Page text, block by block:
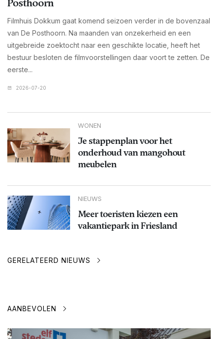
Posthoorn
Filmhuis Dokkum gaat komend seizoen verder in de bovenzaal
van De Posthoorn. Na maanden van onzekerheid en een
uitgebreide zoektocht naar een geschikte locatie, heeft het
bestuur besloten de filmvoorstellingen daar voort te zetten. De
eerste...
2026-07-20
WONEN
Je stappenplan voor het
onderhoud van mangohout
meubelen
NIEUWS
Meer toeristen kiezen een
vakantiepark in Friesland
GERELATEERD NIEUWS
AANBEVOLEN